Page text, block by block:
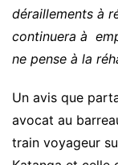
déraillements à
continuera à
ne pense à la
Un avis que
avocat au
train voyageur